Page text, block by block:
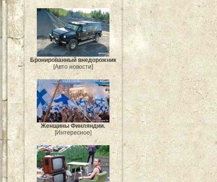
Бронированный внедорожник
[Авто новости]
Женщины Финляндии.
[Интересное]